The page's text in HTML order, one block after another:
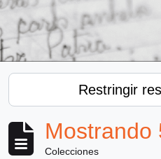
Restringir
Mostrando
Colecciones